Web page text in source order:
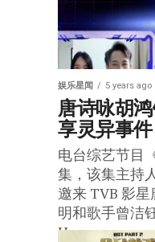
娱乐星闻 5 years ago
唐诗咏胡
享灵异事件
电台综艺节目
集，该集主持
邀来 TVB 影星
明和歌手曾洁
Henn。